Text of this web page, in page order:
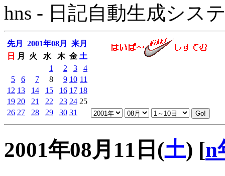
hns - 日記自動生成シス
先月 2001年08月
来月
日
月 火 水 木 金 土
1
2 3
4
5
6 7 8 9 10 11
12 13 14 15 16 17 18
19 20 21 22 23 24 25
26 27 28 29 30 31
2001年08月11日(土) [n